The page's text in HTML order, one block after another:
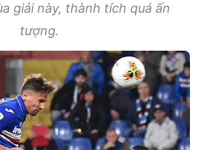
giải này, thành tích quá ấn
tượng.